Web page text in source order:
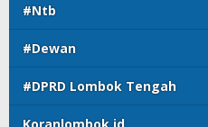
#Ntb
#Dewan
#DPRD Lombok Tengah
Koranlombok.id